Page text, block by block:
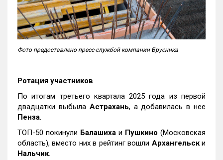
Фото предоставлено пресс-службой компании Брусника
Ротация участников
По итогам третьего квартала 2025 года из первой
двадцатки выбыла Астрахань, а добавилась в нее
Пенза.
ТОП-50 покинули Балашиха и Пушкино (Московская
область), вместо них в рейтинг вошли Архангельски
Нальчик.